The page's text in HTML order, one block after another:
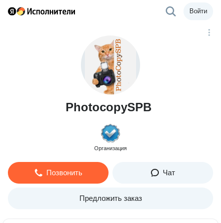
Войти
PhotocopySPB
Организация
Позвонить Чат
Предложить заказ